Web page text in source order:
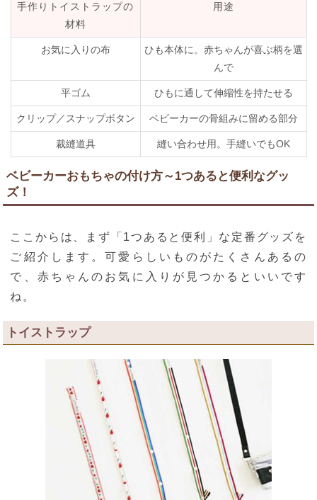
手作りトイストラップの
材料
用途
お気に入りの布
ひも本体に。赤ちゃんが喜ぶ柄を選
んで
平ゴム ひもに通して伸縮性を持たせる
クリップ／スナップボタン ベビーカーの骨組みに留める部分
裁縫道具 縫い合わせ用。手縫いでもOK
ベビーカーおもちゃの付け方～1つあると便利なグッ
ズ！
ここからは、まず「1つあると便利」な定番グッズを
ご紹介します。可愛らしいものがたくさんあるの
で、赤ちゃんのお気に入りが見つかるといいです
ね。
トイストラップ